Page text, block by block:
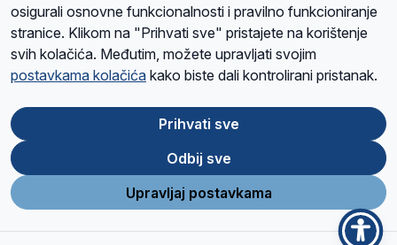
O namaRadio ProgramVolonteriPrijateljiKontaktPravila privatnosti
Ova stranica je zaštićena Google reCAPTCHA sustavom
Store
Google
Play
osigurali osnovne funkcionalnosti i pravilno funkcioniranje
stranice. Klikom na "Prihvati sve" pristajete na korištenje
svih kolačića. Međutim, možete upravljati svojim
postavkama kolačića kako biste dali kontrolirani pristanak.
Prihvati sve
Odbij sve
Upravljaj postavkama